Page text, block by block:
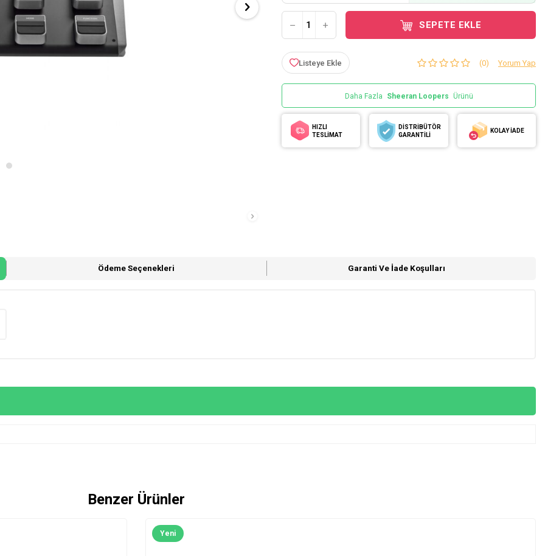
SEPETE EKLE
Listeye Ekle (0) Yorum Yap
Daha Fazla Sheeran Loopers Ürünü
HIZLI
TESLİMAT
DİSTRİBÜTÖR
GARANTİLİ
KOLAY İADE
Ödeme Seçenekleri Garanti Ve İade Koşulları
Benzer Ürünler
Yeni